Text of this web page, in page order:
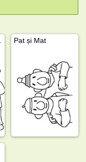
Pat și Mat